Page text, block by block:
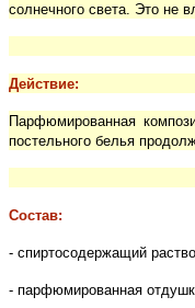
солнечного света. Это не
Действие:
Парфюмированная
постельного белья
Состав:
- спиртосодержащий
- парфюмированная